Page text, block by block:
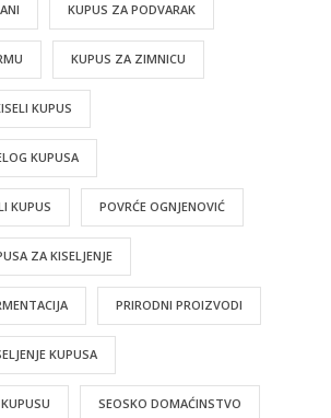
KUPUS ZA PODVARAK
KUPUS ZA ZIMNICU
KUPUS
KUPUSA
KUPUS POVRĆE OGNJENOVIĆ
ZA KISELJENJE
PRIRODNI PROIZVODI
KUPUSA
SEOSKO DOMAĆINSTVO